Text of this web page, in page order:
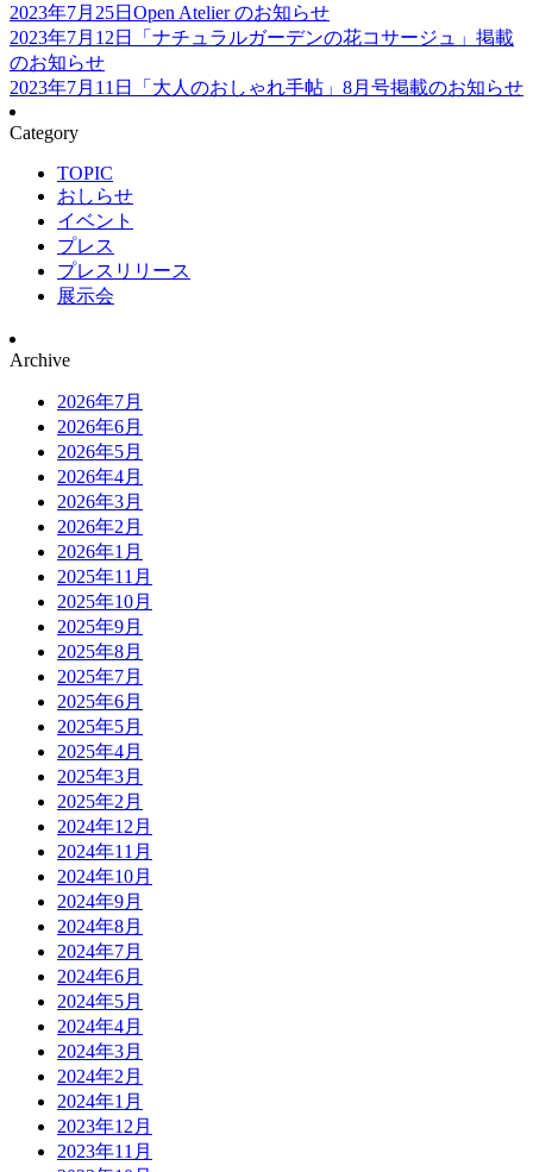
2023年7月25日 Open Atelier のお知らせ
2023年7月12日
「ナチュラルガーデンの花コサージュ」掲載
のお知らせ
2023年7月11日
「大人のおしゃれ手帖」8月号掲載のお知らせ
Category
TOPIC
おしらせ
イベント
プレス
プレスリリース
展示会
Archive
2026年7月
2026年6月
2026年5月
2026年4月
2026年3月
2026年2月
2026年1月
2025年11月
2025年10月
2025年9月
2025年8月
2025年7月
2025年6月
2025年5月
2025年4月
2025年3月
2025年2月
2024年12月
2024年11月
2024年10月
2024年9月
2024年8月
2024年7月
2024年6月
2024年5月
2024年4月
2024年3月
2024年2月
2024年1月
2023年12月
2023年11月